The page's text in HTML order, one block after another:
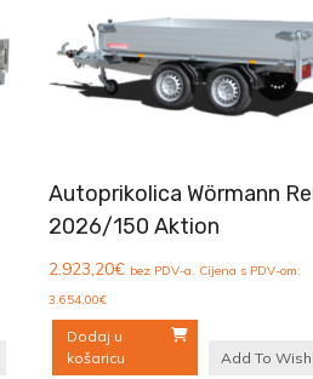
Autoprikolica Wörmann
2026/150 Aktion
2.923,20€ bez PDV-a. Cijena s PDV-om:
3.654,00€
Dodaj u
košaricu
Add To